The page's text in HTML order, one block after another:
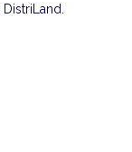
DistriLand